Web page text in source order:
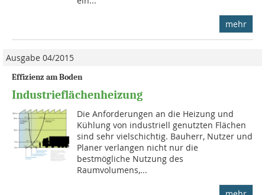
mehr
Ausgabe 04/2015
Effizienz am Boden
Industrieflächenheizung
Die Anforderungen an die Heizung und
Kühlung von industriell genutzten Flächen
sind sehr vielschichtig. Bauherr, Nutzer und
Planer verlangen nicht nur die
bestmögliche Nutzung des
Raumvolumens,...